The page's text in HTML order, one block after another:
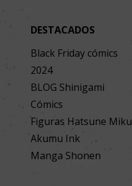
DESTACADOS
Black Friday cómics
2024
BLOG Shinigami
Cómics
Figuras Hatsune Miku
Akumu Ink
Manga Shonen